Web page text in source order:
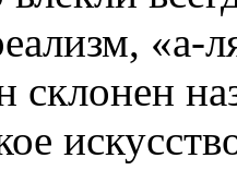
«а-
склонен